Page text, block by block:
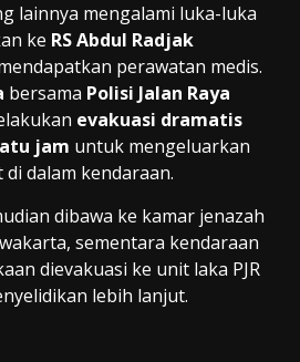
lainnya mengalami luka-luka
ke RS Abdul Radjak
perawatan medis.
bersama Polisi Jalan Raya
evakuasi dramatis
jam untuk mengeluarkan
dalam kendaraan.
dibawa ke kamar jenazah
sementara kendaraan
dievakuasi ke unit laka PJR
lebih lanjut.